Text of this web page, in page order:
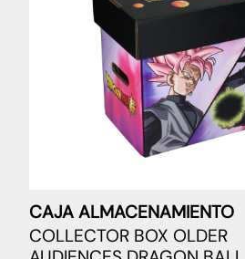
CAJA ALMACENAMIENTO
COLLECTOR BOX OLDER